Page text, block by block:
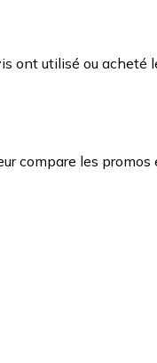
ont utilisé ou acheté
compare les